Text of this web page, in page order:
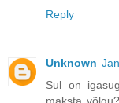
Reply
Unknown
Sul on